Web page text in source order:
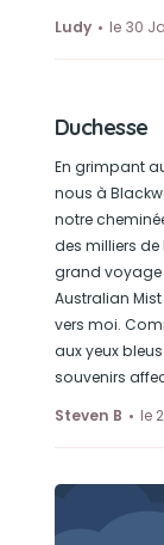
Ludy
le 30
Duchesse
En grimpant
nous à
notre
des milliers
grand voyage
Australian
vers moi.
aux yeux
souvenirs
Steven B
le